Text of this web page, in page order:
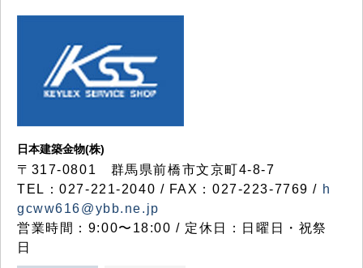
日本建築金物(株)
〒317‐0801 群馬県前橋市文京町4-8-7
TEL：027-221-2040 / FAX：027-223-7769 / h
gcww616@ybb.ne.jp
営業時間：9:00〜18:00 / 定休日：日曜日・祝祭
日